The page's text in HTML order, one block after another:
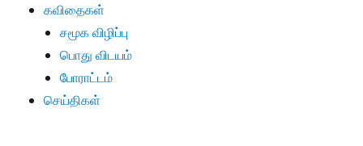
கவிதைகள்
சமூக விழிப்பு
பொது விடயம்
போராட்டம்
செய்திகள்